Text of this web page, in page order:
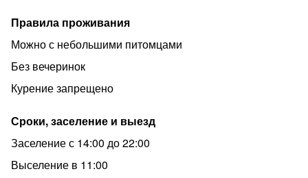
Правила проживания
Можно с небольшими питомцами
Без вечеринок
Курение запрещено
Сроки, заселение и выезд
Заселение с 14:00 до 22:00
Выселение в 11:00